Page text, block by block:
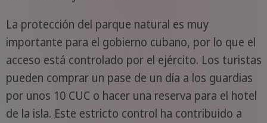
La protección del parque natural es muy
importante para el gobierno cubano, por lo que el
acceso está controlado por el ejército. Los turistas
pueden comprar un pase de un día a los guardias
por unos 10 CUC o hacer una reserva para el hotel
de la isla. Este estricto control ha contribuido a